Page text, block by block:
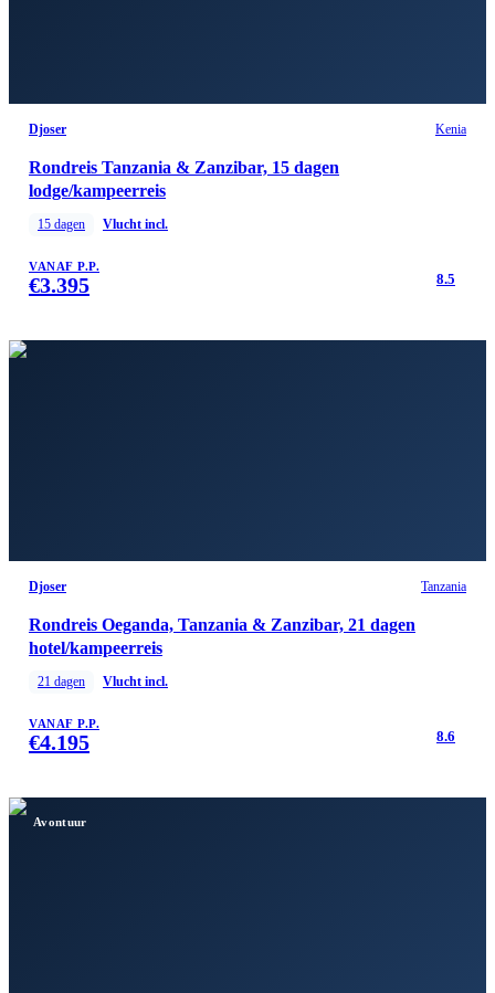
Djoser Kenia
Rondreis Tanzania & Zanzibar, 15 dagen
lodge/kampeerreis
15 dagen Vlucht incl.
VANAF P.P.
€3.395 8.5
Djoser Tanzania
Rondreis Oeganda, Tanzania & Zanzibar, 21 dagen
hotel/kampeerreis
21 dagen Vlucht incl.
VANAF P.P.
€4.195 8.6
Avontuur